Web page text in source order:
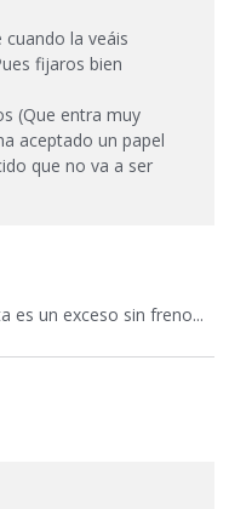
cuando la veáis
fijaros bien
(Que entra muy
aceptado un papel
que no va a ser
es un exceso sin freno...